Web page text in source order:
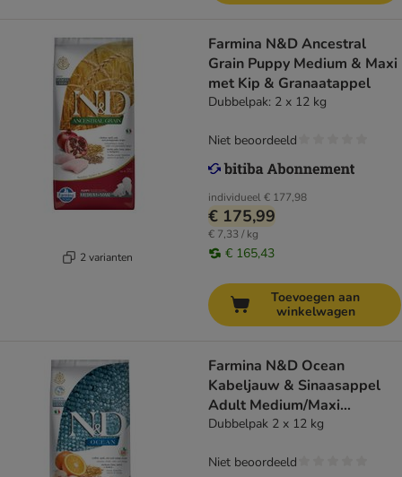
2 varianten
Farmina N&D Ancestral
Grain Puppy Medium & Maxi
met Kip & Granaatappel
Dubbelpak: 2 x 12 kg
individueel€ 177,98
€ 175,99
€ 7,33 / kg
€ 165,43
Niet beoordeeld
Toevoegen aan
winkelwagen
Farmina N&D Ocean
Kabeljauw & Sinaasappel
Adult Medium/Maxi
Hondenvoer
Dubbelpak 2 x 12 kg
Niet beoordeeld